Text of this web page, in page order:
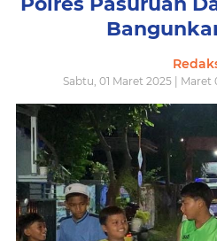
Sabtu, 01 Maret 2025 | Maret